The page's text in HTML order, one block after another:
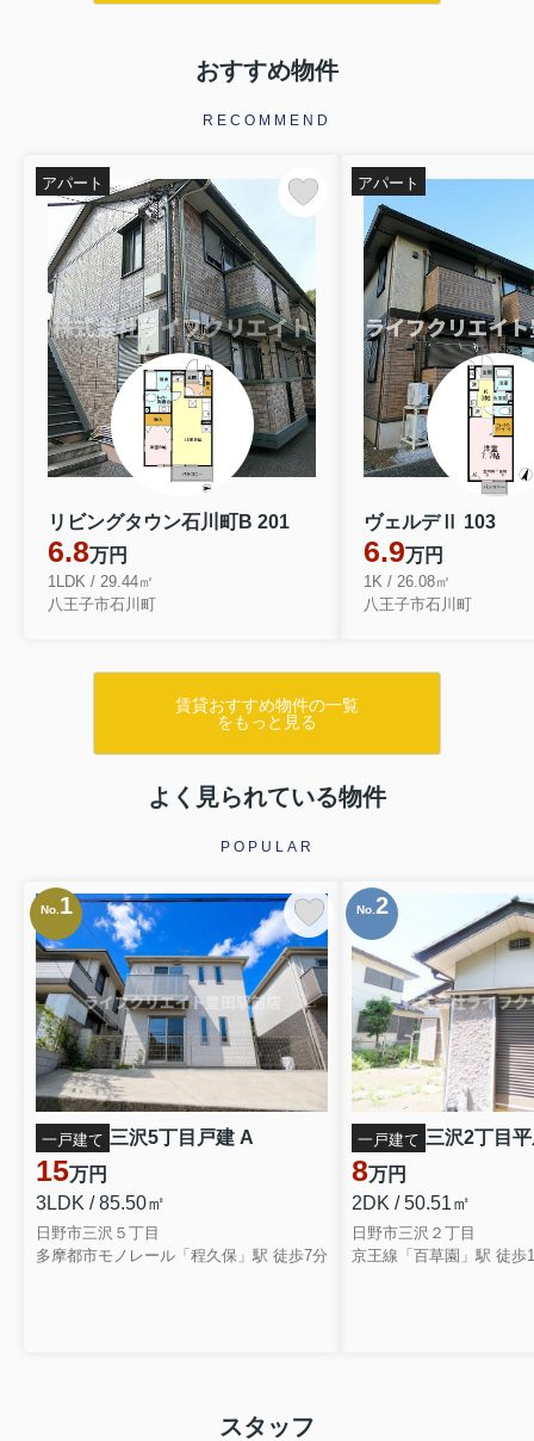
おすすめ物件
RECOMMEND
リビングタウン石川町B 201
6.8万円
1LDK / 29.44㎡
八王子市石川町
アパート
ヴェルデⅡ 103
6.9万円
1K / 26.08㎡
八王子市石川町
アパート
賃貸おすすめ物件の一覧
をもっと見る
よく見られている物件
POPULAR
No. 1
一戸建て 三沢5丁目戸建 A
15万円
3LDK / 85.50㎡
日野市三沢５丁目
多摩都市モノレール「程久保」駅 徒歩7分
No. 2
一戸建て 三沢2丁目
8万円
2DK / 50.51㎡
日野市三沢２丁目
京王線「百草園」駅 徒歩
スタッフ